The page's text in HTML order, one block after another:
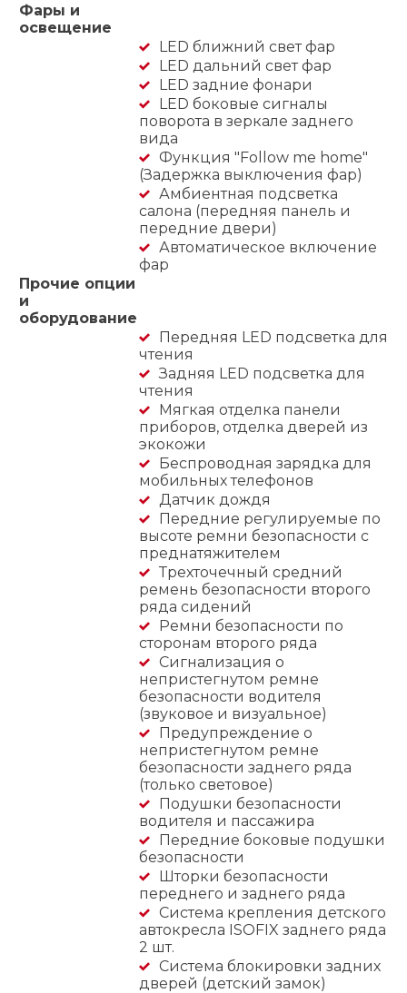
Фары и
освещение
LED ближний свет фар
LED дальний свет фар
LED задние фонари
LED боковые сигналы
поворота в зеркале заднего
вида
Функция "Follow me home"
(Задержка выключения фар)
Амбиентная подсветка
салона (передняя панель и
передние двери)
Автоматическое включение
фар
Прочие опции
и
оборудование
Передняя LED подсветка для
чтения
Задняя LED подсветка для
чтения
Мягкая отделка панели
приборов, отделка дверей из
экокожи
Беспроводная зарядка для
мобильных телефонов
Датчик дождя
Передние регулируемые по
высоте ремни безопасности с
преднатяжителем
Трехточечный средний
ремень безопасности второго
ряда сидений
Ремни безопасности по
сторонам второго ряда
Сигнализация о
непристегнутом ремне
безопасности водителя
(звуковое и визуальное)
Предупреждение о
непристегнутом ремне
безопасности заднего ряда
(только световое)
Подушки безопасности
водителя и пассажира
Передние боковые подушки
безопасности
Шторки безопасности
переднего и заднего ряда
Система крепления детского
автокресла ISOFIX заднего ряда
2 шт.
Система блокировки задних
дверей (детский замок)